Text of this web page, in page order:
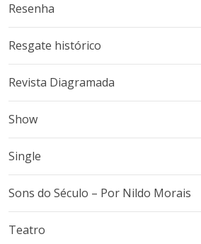
Resenha
Resgate histórico
Revista Diagramada
Show
Single
Sons do Século – Por Nildo Morais
Teatro